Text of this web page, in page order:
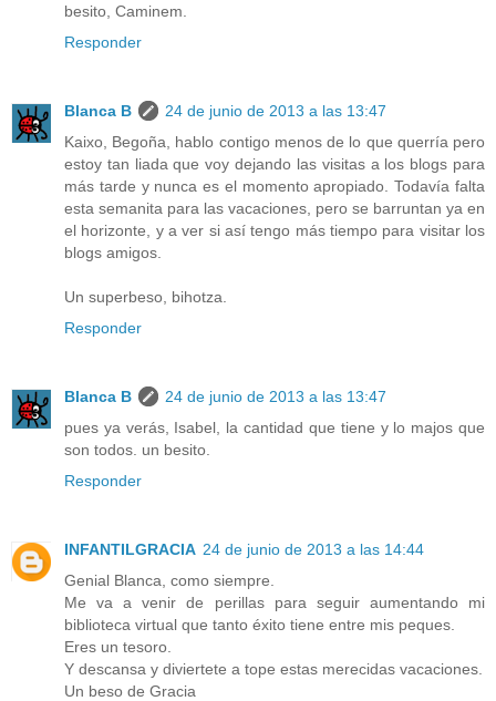
besito, Caminem.
Responder
Blanca B
24 de junio de 2013 a las 13:47
Kaixo, Begoña, hablo contigo menos de lo que querría pero
estoy tan liada que voy dejando las visitas a los blogs para
más tarde y nunca es el momento apropiado. Todavía falta
esta semanita para las vacaciones, pero se barruntan ya en
el horizonte, y a ver si así tengo más tiempo para visitar los
blogs amigos.
Un superbeso, bihotza.
Responder
Blanca B
24 de junio de 2013 a las 13:47
pues ya verás, Isabel, la cantidad que tiene y lo majos que
son todos. un besito.
Responder
INFANTILGRACIA 24 de junio de 2013 a las 14:44
Genial Blanca, como siempre.
Me va a venir de perillas para seguir aumentando mi
biblioteca virtual que tanto éxito tiene entre mis peques.
Eres un tesoro.
Y descansa y diviertete a tope estas merecidas vacaciones.
Un beso de Gracia